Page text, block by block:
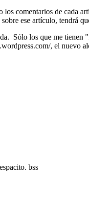
comentarios de cada
ese artículo, tendrá
Sólo los que me tienen
, el nuevo
bss